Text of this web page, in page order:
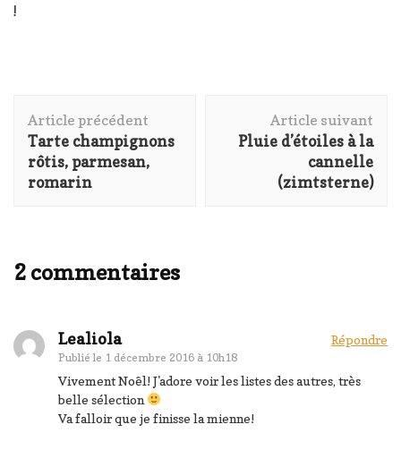
!
d'article
Article précédent
Tarte champignons
rôtis, parmesan,
romarin
Article suivant
Pluie d’étoiles à la
cannelle
(zimtsterne)
2 commentaires
Lealiola
Publié le 1 décembre 2016 à 10h18
Répondre
Vivement Noêl! J'adore voir les listes des autres, très
belle sélection
Va falloir que je finisse la mienne!